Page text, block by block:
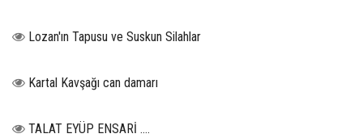
Lozan'ın Tapusu ve Suskun Silahlar
Kartal Kavşağı can damarı
TALAT EYÜP ENSARİ ….